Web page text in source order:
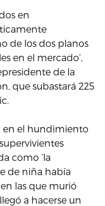
en
de los dos planos
en el mercado’,
de la
que subastará 225
en el hundimiento
como ‘la
de niña había
las que murió
a hacerse un